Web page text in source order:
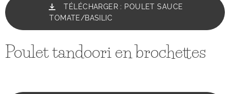
TÉLÉCHARGER : POULET SAUCE
TOMATE/BASILIC
Poulet tandoori en brochettes